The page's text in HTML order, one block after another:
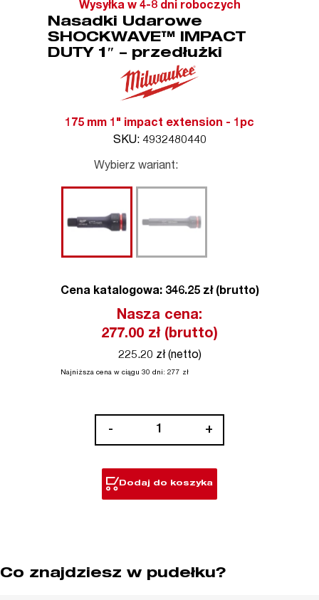
Wysyłka w 4-8 dni roboczych
Nasadki Udarowe
SHOCKWAVE™ IMPACT
DUTY 1″ – przedłużki
175 mm 1" impact extension - 1pc
SKU: 4932480440
Wybierz wariant:
Cena katalogowa: 346.25 zł (brutto)
Nasza cena:
277.00 zł (brutto)
225.20 zł (netto)
Najniższa cena w ciągu 30 dni: 277 zł
-
SHOCKWAVE™
IMPACT
+
Dodaj do koszyka
Co znajdziesz w pudełku?